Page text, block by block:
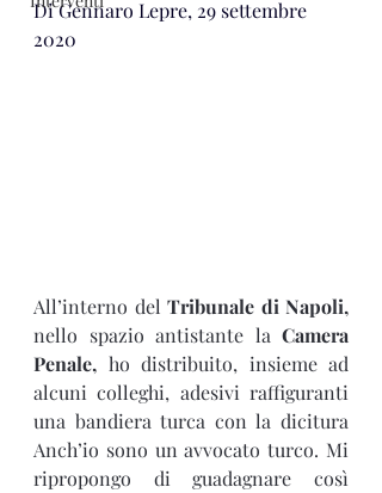
Di Gennaro Lepre, 29 settembre
2020
All’interno del Tribunale di Napoli,
nello spazio antistante la Camera
Penale, ho distribuito, insieme ad
alcuni colleghi, adesivi raffiguranti
una bandiera turca con la dicitura
Anch’io sono un avvocato turco. Mi
ripropongo di guadagnare così